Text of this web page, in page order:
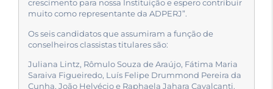
crescimento para nossa Instituição e espero contribuir
muito como representante da ADPERJ”.
Os seis candidatos que assumiram a função de
conselheiros classistas titulares são:
Juliana Lintz, Rômulo Souza de Araújo, Fátima Maria
Saraiva Figueiredo, Luís Felipe Drummond Pereira da
Cunha, João Helvécio e Raphaela Jahara Cavalcanti.